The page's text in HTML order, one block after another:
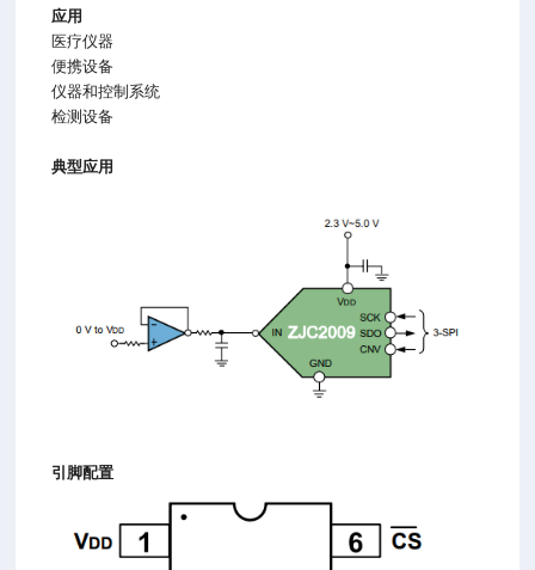
应用
医疗仪器
便携设备
仪器和控制系统
检测设备
典型应用
引脚配置